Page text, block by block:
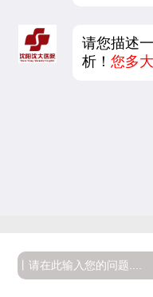
请您描述
析！您多